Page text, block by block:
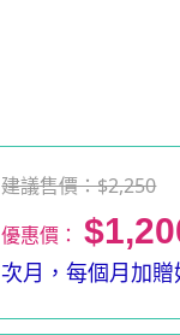
建議售價：$2,250
優惠價：
次月，每個月加